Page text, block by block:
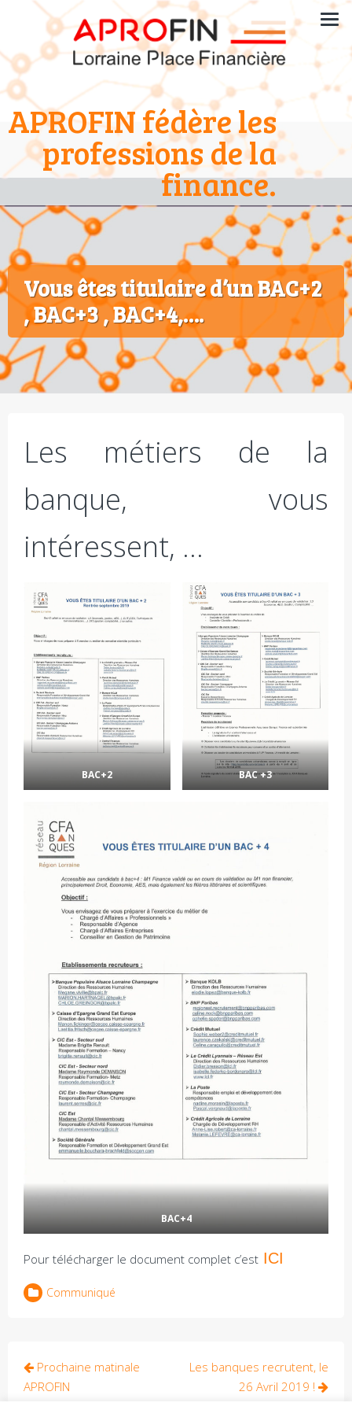
APROFIN fédère les
professions de la
finance.
Vous êtes titulaire d’un BAC+2
, BAC+3 , BAC+4,….
Les métiers de la
banque, vous
intéressent, …
BAC+2 BAC +3
BAC+4
Pour télécharger le document complet c’est ICI
Communiqué
Navigation
de
Prochaine matinale
APROFIN
Les banques recrutent, le
26 Avril 2019 !